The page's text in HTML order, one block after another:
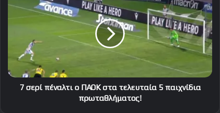
σερί
ο
τελευταία
παιχνίδια
πρωταθλήματος!
7 σερί πέναλτι ο ΠΑΟΚ στα τελευταία 5 παιχνίδια
πρωταθλήματος!